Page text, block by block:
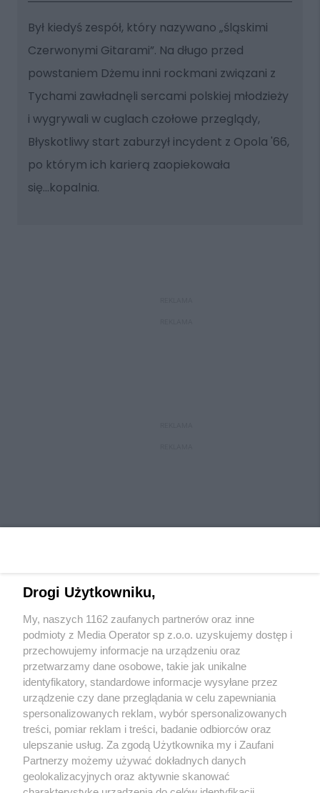
Był kiedyś zespół, który nazywano „śląskimi
Czerwonymi Gitarami”. Na długo przed
powstaniem Dżemu inni rockmani związani z
Tychami zawładnęli sercami polskiej młodzieży
i wygrywali w cuglach czołowe przeglądy,
Błyskotliwy start zaburzył incydent z Opola '66,
po którym ich karierą zaopiekowała
się...kopalnia.
Wydawca mediówlokalnych
Nie zapomnij
zapoznać się z:
polityką prywatności regulamin korzystania z portali
Twojemiasto
Piekary Śląskie
Chorzów
Skontaktuj się z nami
Kontakt
Wydawca
Drogi Użytkowniku,
My, naszych 1162 zaufanych partnerów oraz inne
podmioty z Media Operator sp z.o.o. uzyskujemy dostęp i
przechowujemy informacje na urządzeniu oraz
przetwarzamy dane osobowe, takie jak unikalne
identyfikatory, standardowe informacje wysyłane przez
urządzenie czy dane przeglądania w celu zapewniania
spersonalizowanych reklam, wybór spersonalizowanych
treści, pomiar reklam i treści, badanie odbiorców oraz
ulepszanie usług. Za zgodą Użytkownika my i Zaufani
Partnerzy możemy używać dokładnych danych
geolokalizacyjnych oraz aktywnie skanować